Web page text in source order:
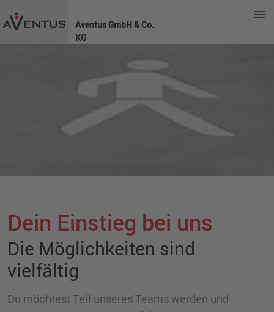
Aventus GmbH & Co.
KG
Dein Einstieg bei uns
Die Möglichkeiten sind
vielfältig
Du möchtest Teil unseres Teams werden und